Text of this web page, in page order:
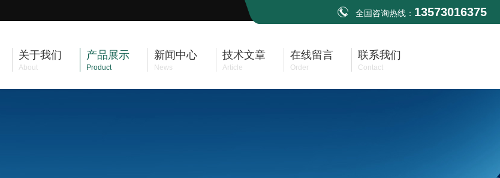
全国咨询热线： 13573016375
关于我们
About
产品展示
Product
新闻中心
News
技术文章
Article
在线留言
Order
联系我们
Contact